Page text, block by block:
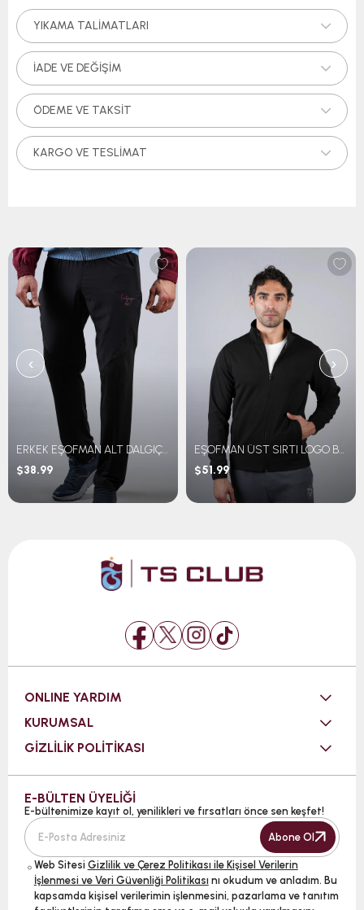
YIKAMA TALIMATLARI
İADE VE DEĞIŞIM
ÖDEME VE TAKSIT
KARGO VE TESLIMAT
ERKEK EŞOFMAN ALT DALGIÇ KUMAŞ
$38.99
EŞOFMAN ÜST SIRTI LOGO BASKILI
$51.99
‹ ›
ONLINE YARDIM
KURUMSAL
GİZLİLİK POLİTİKASI
E-BÜLTEN ÜYELİĞİ
E-bültenimize kayıt ol, yenilikleri ve fırsatları önce sen keşfet!
Abone Ol
Web Sitesi Gizlilik ve Çerez Politikası ile Kişisel Verilerin
İşlenmesi ve Veri Güvenliği Politikası nı okudum ve anladım. Bu
kapsamda kişisel verilerimin işlenmesini, pazarlama ve tanıtım